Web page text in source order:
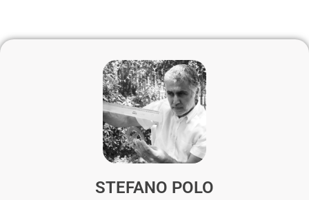
STEFANO POLO